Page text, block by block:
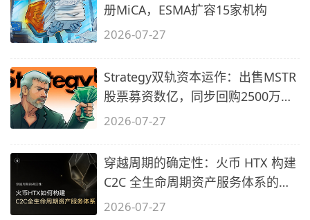
册MiCA，ESMA扩容15家机构
2026-07-27
Strategy双轨资本运作：出售MSTR
股票募资数亿，同步回购2500万美
元STRC
2026-07-27
穿越周期的确定性：火币 HTX 构建
C2C 全生命周期资产服务体系的过
程
2026-07-27